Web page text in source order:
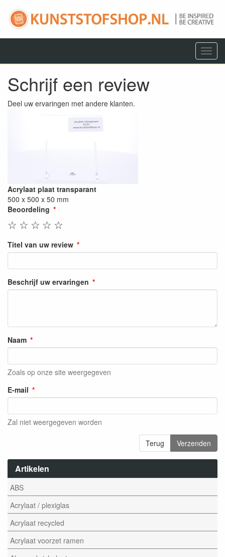
Menu
Artikelen
ABS
Acrylaat / plexiglas
Acrylaat recycled
Acrylaat voorzet ramen
Schrijf een review
Deel uw ervaringen met andere klanten.
Acrylaat plaat transparant
500 x 500 x 50 mm
Beoordeling
☆
☆
☆
☆
☆
Titel van uw review
Beschrijf uw ervaringen
Naam
Zoals op onze site weergegeven
E-mail
Zal niet weergegeven worden
Terug Verzenden